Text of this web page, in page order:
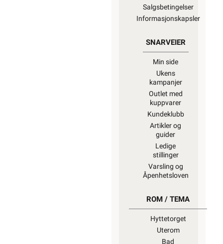
Salgsbetingelser
Informasjonskapsler
SNARVEIER
Min side
Ukens
kampanjer
Outlet med
kuppvarer
Kundeklubb
Artikler og
guider
Ledige
stillinger
Varsling og
Åpenhetsloven
ROM / TEMA
Hyttetorget
Uterom
Bad